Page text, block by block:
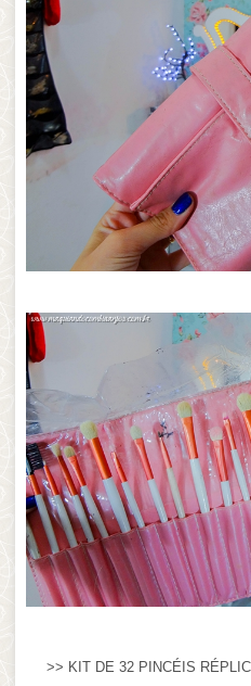
>> KIT DE 32 PINCÉIS